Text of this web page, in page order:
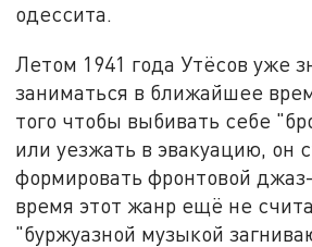
одессита.
Летом 1941 года Утёсов уже
заниматься в ближайшее
того чтобы выбивать себе
или уезжать в эвакуацию, он
формировать фронтовой
время этот жанр ещё не
"буржуазной музыкой